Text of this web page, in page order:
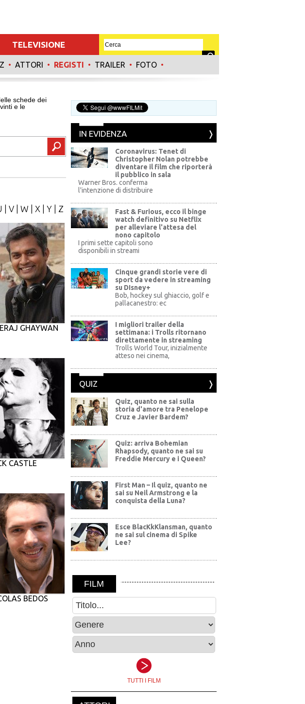
TELEVISIONE
• ATTORI • REGISTI • TRAILER • FOTO •
schede dei
e le
V W X Y Z
GHAYWAN
CASTLE
BEDOS
IN EVIDENZA
WB
Coronavirus: Tenet di
Christopher Nolan potrebbe
diventare il film che riporterà
il pubblico in sala
Warner Bros. conferma
l'intenzione di distribuire
Fast & Furious, ecco il binge
watch definitivo su Netflix
per alleviare l'attesa del
nono capitolo
I primi sette capitoli sono
disponibili in streami
Disney+
Cinque grandi storie vere di
sport da vedere in streaming
su DIsney+
Bob, hockey sul ghiaccio, golf e
pallacanestro: ec
Universal Pictures
I migliori trailer della
settimana: i Trolls ritornano
direttamente in streaming
Trolls World Tour, inizialmente
atteso nei cinema,
QUIZ
Quiz, quanto ne sai sulla
storia d'amore tra Penelope
Cruz e Javier Bardem?
Quiz: arriva Bohemian
Rhapsody, quanto ne sai su
Freddie Mercury e i Queen?
First Man – Il quiz, quanto ne
sai su Neil Armstrong e la
conquista della Luna?
Esce BlacKkKlansman, quanto
ne sai sul cinema di Spike
Lee?